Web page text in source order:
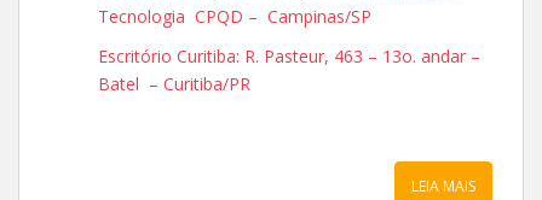
Tecnologia CPQD – Campinas/SP
Escritório Curitiba: R. Pasteur, 463 – 13o. andar –
Batel – Curitiba/PR
LEIA MAIS